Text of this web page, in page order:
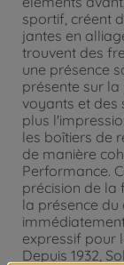
sportif, créent
jantes en
trouvent des
une présence
présente sur
voyants et des
plus
les boîtiers de
de manière
Performance.
précision de la
la présence
expressif pour
Depuis 1932,